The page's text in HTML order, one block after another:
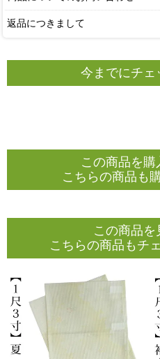
返品につきまして
今までにチェ
この商品を購
こちらの商品も
この商品を
こちらの商品もチ